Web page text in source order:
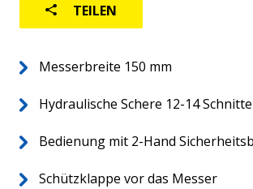
Home
Über uns
After-sales
TEILEN
Messerbreite 150 mm
Hydraulische Schere 12-14
Bedienung mit 2-Hand
Schützklappe vor das Messer